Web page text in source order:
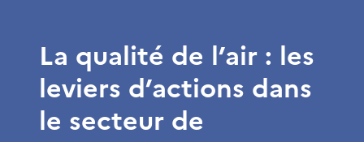
La qualité de l’air : les
leviers d’actions dans
le secteur de